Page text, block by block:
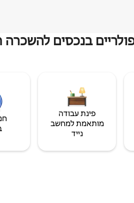
בנכסים
פינת עבודה
מותאמת למחשב
נייד